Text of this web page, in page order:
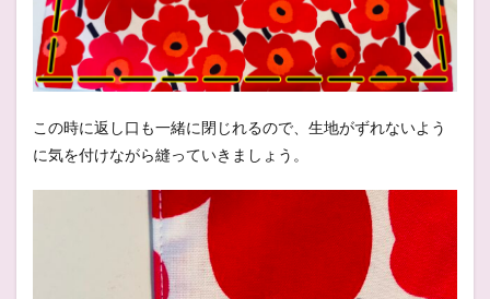
この時に返し口も一緒に閉じれるので、生地がずれないよう
に気を付けながら縫っていきましょう。